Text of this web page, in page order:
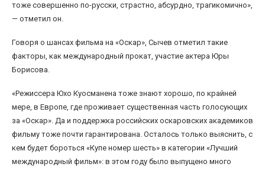
тоже совершенно по-русски, страстно, абсурдно, трагикомично»,
— отметил он.
Говоря о шансах фильма на «Оскар», Сычев отметил такие
факторы, как международный прокат, участие актера Юры
Борисова.
«Режиссера Юхо Куосманена тоже знают хорошо, по крайней
мере, в Европе, где проживает существенная часть голосующих
за «Оскар». Да и поддержка российских оскаровских академиков
фильму тоже почти гарантирована. Осталось только выяснить, с
кем будет бороться «Купе номер шесть» в категории «Лучший
международный фильм»: в этом году было выпущено много